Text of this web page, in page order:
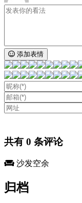
添加表情
共有 0 条评论
沙发空余
归档